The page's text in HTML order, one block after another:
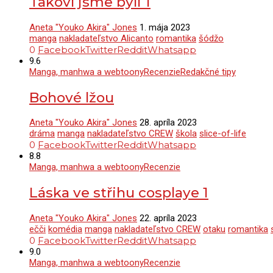
Aneta "Youko Akira" Jones 1. mája 2023
manga nakladateľstvo Alicanto romantika šódžo
0 FacebookTwitterRedditWhatsapp
9.6
Manga, manhwa a webtoonyRecenzieRedakčné tipy
Bohové lžou
Aneta "Youko Akira" Jones 28. apríla 2023
dráma manga nakladateľstvo CREW škola slice-of-life
0 FacebookTwitterRedditWhatsapp
8.8
Manga, manhwa a webtoonyRecenzie
Láska ve střihu cosplaye 1
Aneta "Youko Akira" Jones 22. apríla 2023
ečči komédia manga nakladateľstvo CREW otaku romantika
0 FacebookTwitterRedditWhatsapp
9.0
Manga, manhwa a webtoonyRecenzie